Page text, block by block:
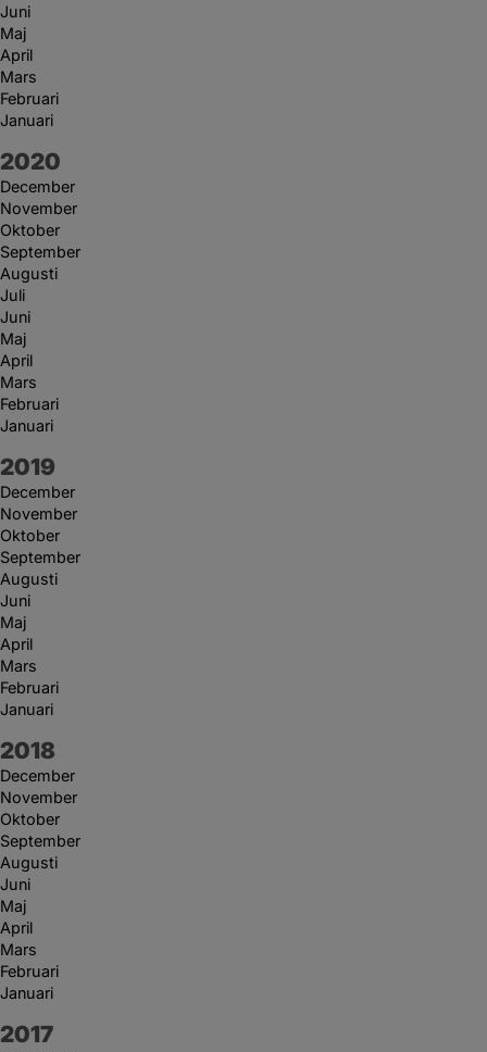
Juni
Maj
April
Mars
Februari
Januari
År:
2020
December
November
Oktober
September
Augusti
Juli
Juni
Maj
April
Mars
Februari
Januari
År:
2019
December
November
Oktober
September
Augusti
Juni
Maj
April
Mars
Februari
Januari
År:
2018
December
November
Oktober
September
Augusti
Juni
Maj
April
Mars
Februari
Januari
År:
2017